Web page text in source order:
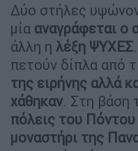
Δύο στήλες
μία αναγράφεται ο
άλλη η λέξη ΨΥΧΕΣ
πετούν δίπλα από
της ειρήνης αλλά
χάθηκαν. Στη βάση
πόλεις του Πόντου
μοναστήρι της